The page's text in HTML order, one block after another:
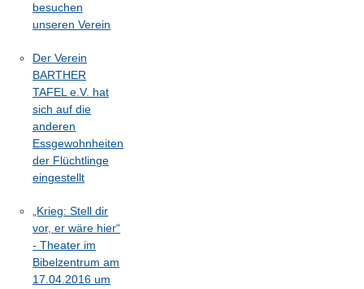
besuchen
unseren Verein
Der Verein
BARTHER
TAFEL e.V. hat
sich auf die
anderen
Essgewohnheiten
der Flüchtlinge
eingestellt
„Krieg: Stell dir
vor, er wäre hier“
- Theater im
Bibelzentrum am
17.04.2016 um